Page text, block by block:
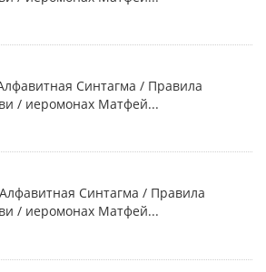
Синтагма / Правила
/ иеромонах Матфей...
Синтагма / Правила
/ иеромонах Матфей...